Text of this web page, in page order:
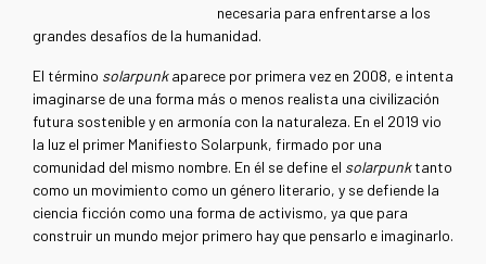
necesaria para enfrentarse a los
grandes desafíos de la humanidad.
El término solarpunkaparece por primera vez en 2008, e intenta
imaginarse de una forma más o menos realista una civilización
futura sostenible y en armonía con la naturaleza. En el 2019 vio
la luz el primer Manifiesto Solarpunk, firmado por una
comunidad del mismo nombre. En él se define el solarpunktanto
como un movimiento como un género literario, y se defiende la
ciencia ficción como una forma de activismo, ya que para
construir un mundo mejor primero hay que pensarlo e imaginarlo.